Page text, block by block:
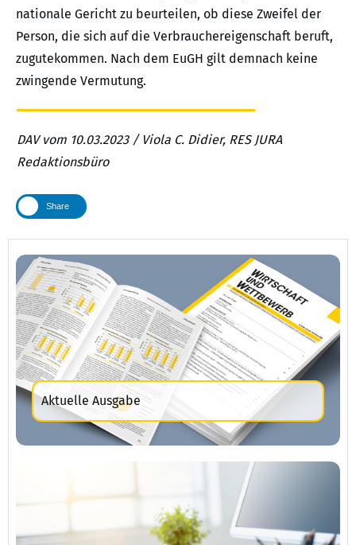
nationale Gericht zu beurteilen, ob diese Zweifel der
Person, die sich auf die Verbrauchereigenschaft beruft,
zugutekommen. Nach dem EuGH gilt demnach keine
zwingende Vermutung.
DAV vom 10.03.2023 / Viola C. Didier, RES JURA
Redaktionsbüro
Share
Aktuelle Ausgabe